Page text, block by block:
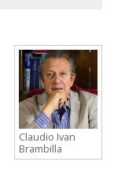
Claudio Ivan
Brambilla